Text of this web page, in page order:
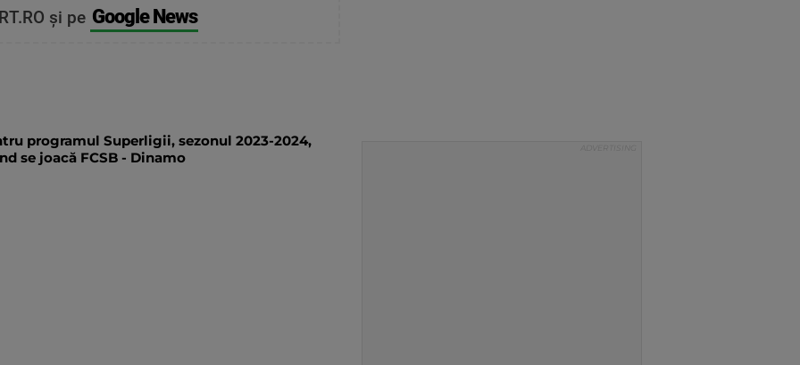
și pe Google News
programul Superligii, sezonul 2023-2024,
se joacă FCSB - Dinamo